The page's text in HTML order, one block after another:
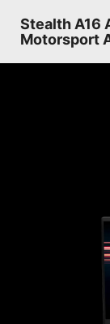
Stealth A16
Motorsport